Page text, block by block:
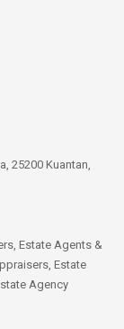
25200 Kuantan,
Estate Agents &
Estate
Agency